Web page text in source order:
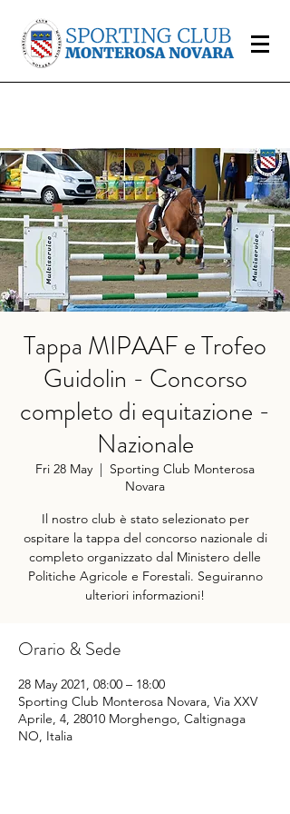
Tappa MIPAAF e Trofeo
Guidolin - Concorso
completo di equitazione -
Nazionale
Fri 28 May
  |
Sporting Club Monterosa
Novara
Il nostro club è stato selezionato per
ospitare la tappa del concorso nazionale di
completo organizzato dal Ministero delle
Politiche Agricole e Forestali. Seguiranno
ulteriori informazioni!
Orario & Sede
28 May 2021, 08:00 – 18:00
Sporting Club Monterosa Novara, Via XXV
Aprile, 4, 28010 Morghengo, Caltignaga
NO, Italia